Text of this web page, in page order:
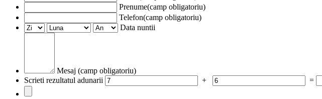
Prenume(camp obligatoriu)
Telefon(camp obligatoriu)
Data nuntii
Mesaj (camp obligatoriu)
Scrieti rezultatul adunarii
+ =